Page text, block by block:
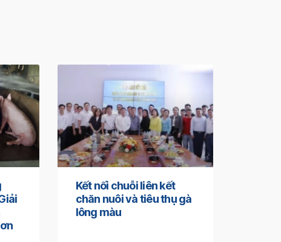
Kết nối chuỗi liên kết
chăn nuôi và tiêu thụ gà
lông màu